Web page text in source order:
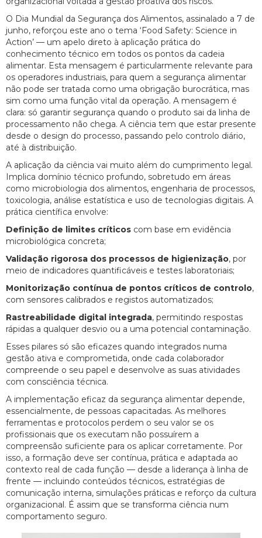
O Dia Mundial da Segurança dos Alimentos, assinalado a 7 de
junho, reforçou este ano o tema ‘Food Safety: Science in
Action’ — um apelo direto à aplicação prática do
conhecimento técnico em todos os pontos da cadeia
alimentar. Esta mensagem é particularmente relevante para
os operadores industriais, para quem a segurança alimentar
não pode ser tratada como uma obrigação burocrática, mas
sim como uma função vital da operação. A mensagem é
clara: só garantir segurança quando o produto sai da linha de
processamento não chega. A ciência tem que estar presente
desde o design do processo, passando pelo controlo diário,
até à distribuição.
A aplicação da ciência vai muito além do cumprimento legal.
Implica domínio técnico profundo, sobretudo em áreas
como microbiologia dos alimentos, engenharia de processos,
toxicologia, análise estatística e uso de tecnologias digitais. A
prática científica envolve:
Definição de limites críticos com base em evidência
microbiológica concreta;
Validação rigorosa dos processos de higienização, por
meio de indicadores quantificáveis e testes laboratoriais;
Monitorização contínua de pontos críticos de controlo,
com sensores calibrados e registos automatizados;
Rastreabilidade digital integrada, permitindo respostas
rápidas a qualquer desvio ou a uma potencial contaminação.
Esses pilares só são eficazes quando integrados numa
gestão ativa e comprometida, onde cada colaborador
compreende o seu papel e desenvolve as suas atividades
com consciência técnica.
A implementação eficaz da segurança alimentar depende,
essencialmente, de pessoas capacitadas. As melhores
ferramentas e protocolos perdem o seu valor se os
profissionais que os executam não possuírem a
compreensão suficiente para os aplicar corretamente. Por
isso, a formação deve ser contínua, prática e adaptada ao
contexto real de cada função — desde a liderança à linha de
frente — incluindo conteúdos técnicos, estratégias de
comunicação interna, simulações práticas e reforço da cultura
organizacional. É assim que se transforma ciência num
comportamento seguro.